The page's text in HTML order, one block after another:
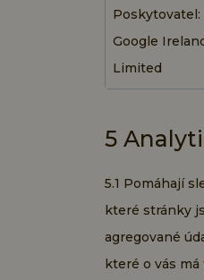
Poskytovatel:
Google
Limited
5
5.1 Pomáhají
které stránky
agregované
které o vás